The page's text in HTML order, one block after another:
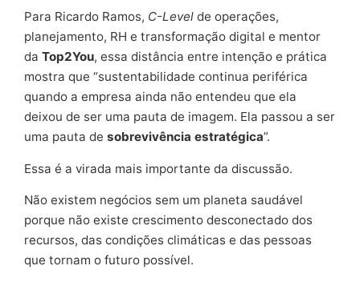
Para Ricardo Ramos, C-Level de operações,
planejamento, RH e transformação digital e mentor
da Top2You, essa distância entre intenção e prática
mostra que “sustentabilidade continua periférica
quando a empresa ainda não entendeu que ela
deixou de ser uma pauta de imagem. Ela passou a ser
uma pauta de sobrevivência estratégica”.
Essa é a virada mais importante da discussão.
Não existem negócios sem um planeta saudável
porque não existe crescimento desconectado dos
recursos, das condições climáticas e das pessoas
que tornam o futuro possível.